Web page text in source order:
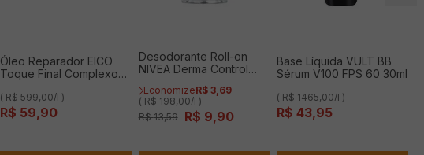
Óleo Reparador EICO
Toque Final Complexo
( R$ 599,00/l )
R$ 59,90
Desodorante Roll-on
NIVEA Derma Control
EconomizeR$ 3,69
( R$ 198,00/l )
R$ 13,59 R$ 9,90
Base Líquida VULT BB
Sérum V100 FPS 60 30ml
( R$ 1465,00/l )
R$ 43,95